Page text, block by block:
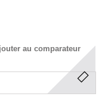
au comparateur